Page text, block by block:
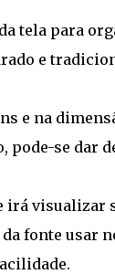
tela para
e
e na
pode-se dar
irá visualizar
fonte usar